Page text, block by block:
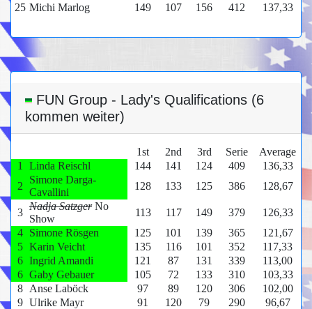
25 Michi Marlog 149 107 156 412 137,33
FUN Group - Lady's Qualifications (6
kommen weiter)
1st 2nd 3rd Serie
Average
1
Linda Reischl 144 141 124 409
136,33
2
Simone Darga-
Cavallini
128 133 125 386 128,67
3
Nadja SatzgerNo
Show
113 117 149 379
126,33
4
Simone Rösgen 125 101 139 365
121,67
5 Karin Veicht 135 116 101 352
117,33
6 Ingrid Amandi 121 87 131 339
113,00
6 Gaby Gebauer 105 72 133 310
103,33
8
Anse Laböck 97 89 120 306
102,00
9 Ulrike Mayr 91 120 79 290
96,67